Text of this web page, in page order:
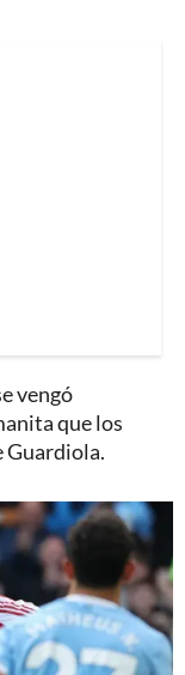
vengó
que los
Guardiola.